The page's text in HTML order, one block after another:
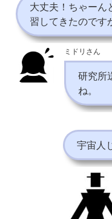
大丈夫！ちゃーん
習してきたのです
ミドリさん
研究所
ね。
宇宙人